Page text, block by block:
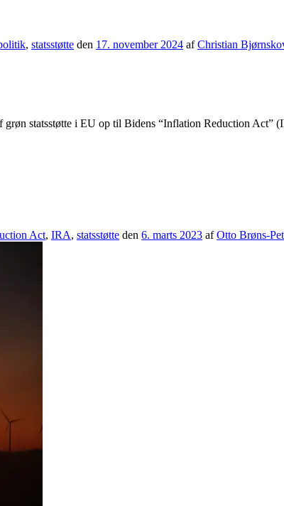
, statsstøtte den 17. november 2024 afChristian
statsstøtte i EU op til Bidens “Inflation Reduction Act”
Act, IRA, statsstøtte den 6. marts 2023 afOtto Brøns-